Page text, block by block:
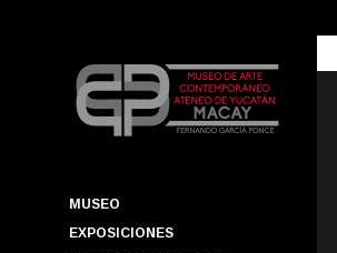
MUSEO
EXPOSICIONES